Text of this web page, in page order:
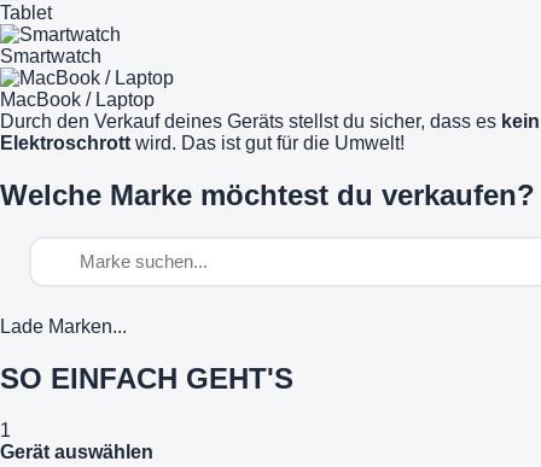
Tablet
Smartwatch
MacBook / Laptop
Durch den Verkauf deines Geräts stellst du sicher, dass es kein
Elektroschrott wird. Das ist gut für die Umwelt!
Welche Marke möchtest du verkaufen?
Lade Marken...
SO EINFACH GEHT'S
1
Gerät auswählen